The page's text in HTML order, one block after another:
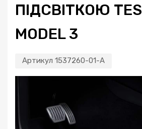
ПІДСВІТКОЮ
MODEL 3
Артикул 1537260-01-A